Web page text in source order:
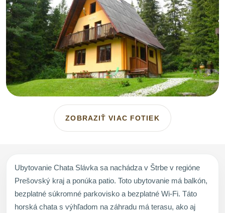
ZOBRAZIŤ VIAC FOTIEK
Ubytovanie Chata Slávka sa nachádza v Štrbe v regióne
Prešovský kraj a ponúka patio. Toto ubytovanie má balkón,
bezplatné súkromné parkovisko a bezplatné Wi-Fi. Táto
horská chata s výhľadom na záhradu má terasu, ako aj